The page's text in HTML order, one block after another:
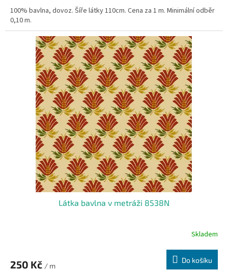
100% bavlna, dovoz. Šíře látky 110cm. Cena za 1 m. Minimální odběr
0,10 m.
Látka bavlna v metráži 8538N
Skladem
250 Kč / m
Do košíku